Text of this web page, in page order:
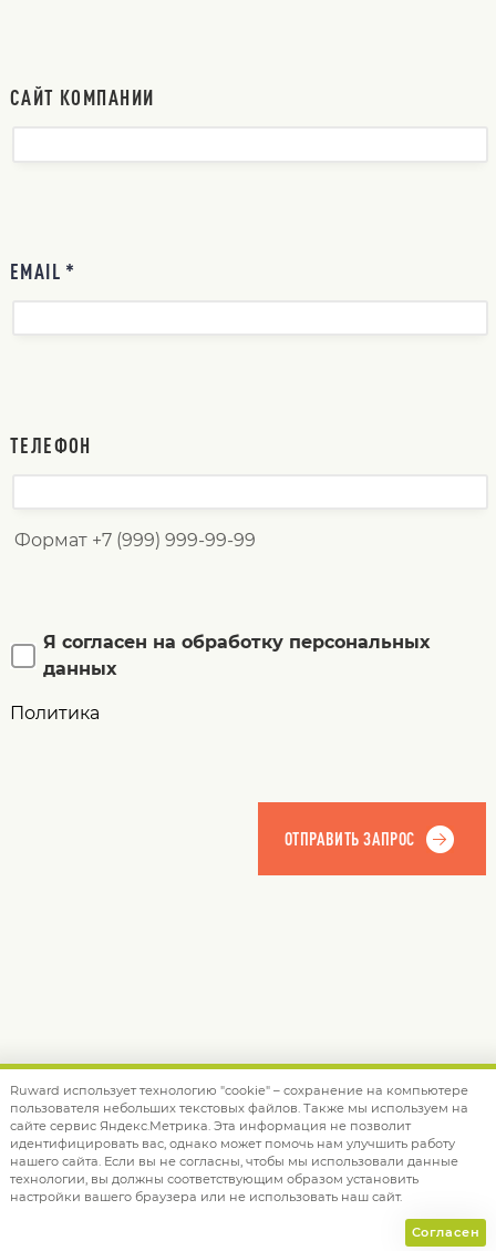
САЙТ КОМПАНИИ
EMAIL *
ТЕЛЕФОН
Формат +7 (999) 999-99-99
Я согласен на обработку персональных
данных
Политика
© 2012 — 2026 Ruwardinfo@ruward.ru
Политика обработки персональных данных
Дизайн –Red Collar
Ruward использует технологию "cookie" – сохранение на компьютере
пользователя небольших текстовых файлов. Также мы используем на
сайте сервис Яндекс.Метрика. Эта информация не позволит
идентифицировать вас, однако может помочь нам улучшить работу
нашего сайта. Если вы не согласны, чтобы мы использовали данные
технологии, вы должны соответствующим образом установить
настройки вашего браузера или не использовать наш сайт.
Согласен